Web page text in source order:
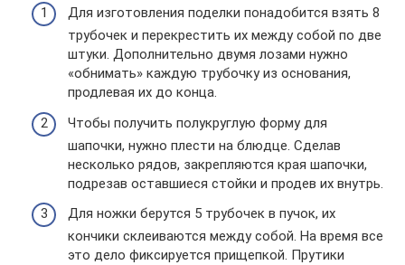
Для изготовления поделки понадобится взять 8
трубочек и перекрестить их между собой по две
штуки. Дополнительно двумя лозами нужно
«обнимать» каждую трубочку из основания,
продлевая их до конца.
Чтобы получить полукруглую форму для
шапочки, нужно плести на блюдце. Сделав
несколько рядов, закрепляются края шапочки,
подрезав оставшиеся стойки и продев их внутрь.
Для ножки берутся 5 трубочек в пучок, их
кончики склеиваются между собой. На время все
это дело фиксируется прищепкой. Прутики